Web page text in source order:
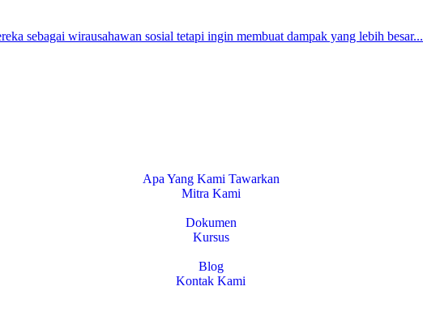
sebagai wirausahawan sosial tetapi ingin membuat dampak yang lebih besar...
Apa Yang Kami Tawarkan
Mitra Kami
Dokumen
Kursus
Blog
Kontak Kami